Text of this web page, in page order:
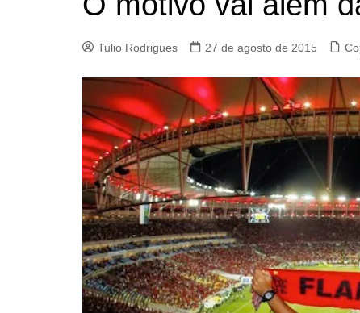
Tulio Rodrigues 27 de agosto de 2015